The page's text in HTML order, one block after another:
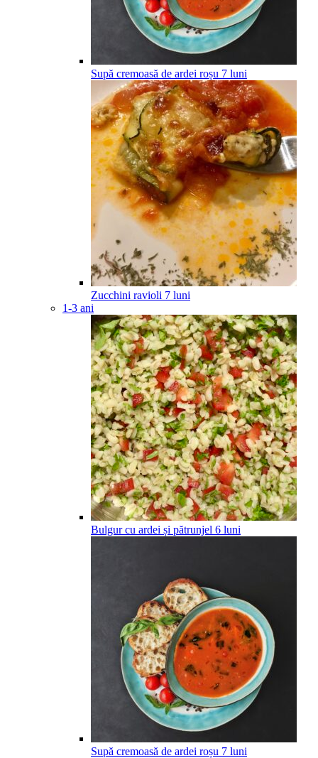
Supă cremoasă de ardei roșu 7 luni
Zucchini ravioli 7 luni
1-3 ani
Bulgur cu ardei și pătrunjel 6 luni
Supă cremoasă de ardei roșu 7 luni